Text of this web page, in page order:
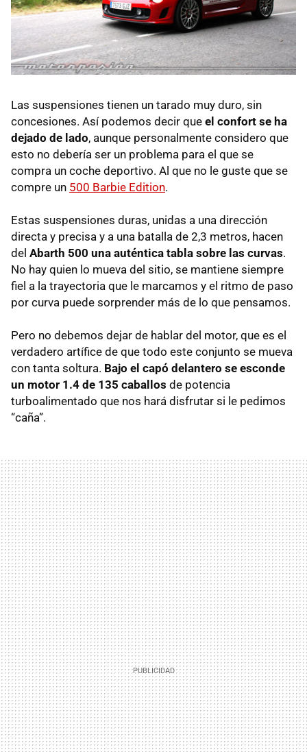
Las suspensiones tienen un tarado muy duro, sin
concesiones. Así podemos decir que el confort se ha
dejado de lado, aunque personalmente considero que
esto no debería ser un problema para el que se
compra un coche deportivo. Al que no le guste que se
compre un 500 Barbie Edition.
Estas suspensiones duras, unidas a una dirección
directa y precisa y a una batalla de 2,3 metros, hacen
del Abarth 500 una auténtica tabla sobre las curvas.
No hay quien lo mueva del sitio, se mantiene siempre
fiel a la trayectoria que le marcamos y el ritmo de paso
por curva puede sorprender más de lo que pensamos.
Pero no debemos dejar de hablar del motor, que es el
verdadero artífice de que todo este conjunto se mueva
con tanta soltura. Bajo el capó delantero se esconde
un motor 1.4 de 135 caballos de potencia
turboalimentado que nos hará disfrutar si le pedimos
“caña”.